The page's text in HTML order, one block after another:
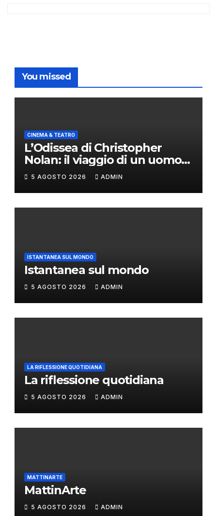
You missed
CINEMA & TEATRO
L’Odissea di Christopher
Nolan: il viaggio di un uomo
oltre il mito
5 AGOSTO 2026 ADMIN
ISTANTANEA SUL MONDO
Istantanea sul mondo
5 AGOSTO 2026 ADMIN
LA RIFLESSIONE QUOTIDIANA
La riflessione quotidiana
5 AGOSTO 2026 ADMIN
MATTINARTE
MattinArte
5 AGOSTO 2026 ADMIN